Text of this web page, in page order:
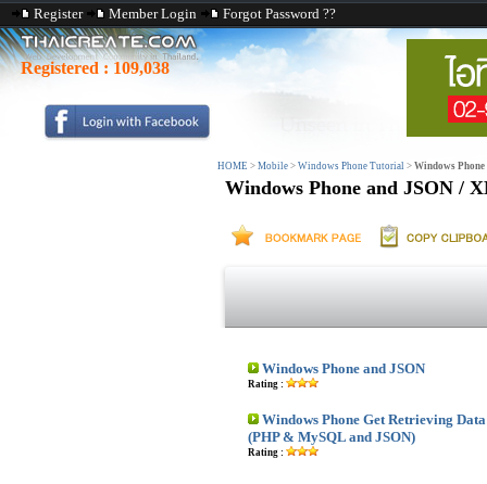
Register Member Login Forgot Password ??
Registered : 109,038
HOME > Mobile > Windows Phone Tutorial > Windows
Windows Phone and JSON /
Windows Phone and JSON
Rating :
Windows Phone Get Retrieving
(PHP & MySQL and JSON)
Rating :